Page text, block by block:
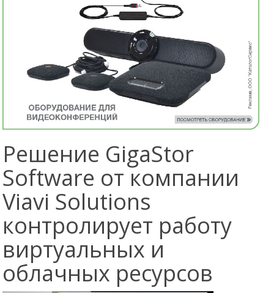
Решение GigaStor
Software от компании
Viavi Solutions
контролирует работу
виртуальных и
облачных ресурсов